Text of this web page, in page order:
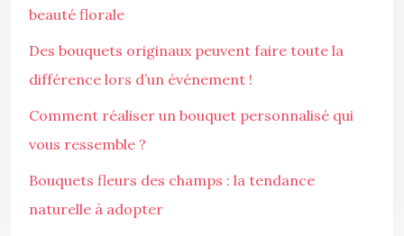
beauté florale
Des bouquets originaux peuvent faire toute la
différence lors d’un événement !
Comment réaliser un bouquet personnalisé qui
vous ressemble ?
Bouquets fleurs des champs : la tendance
naturelle à adopter